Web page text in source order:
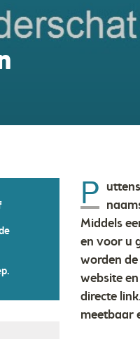
P
Middels
en voor u
worden
website
directe
meetbaar